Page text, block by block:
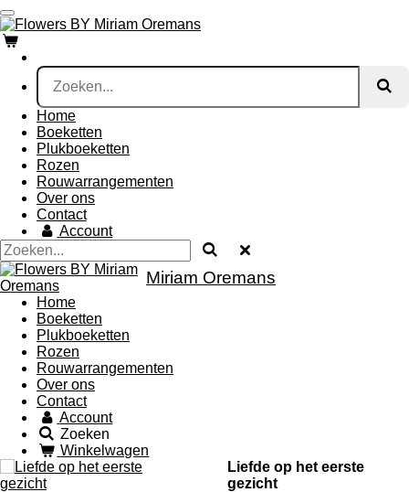
Ga
direct
naar
de
hoofdinhoud
Home
Boeketten
Plukboeketten
Rozen
Rouwarrangementen
Over ons
Contact
Account
Miriam Oremans
Home
Boeketten
Plukboeketten
Rozen
Rouwarrangementen
Over ons
Contact
Account
Zoeken
Winkelwagen
Liefde op het eerste
gezicht